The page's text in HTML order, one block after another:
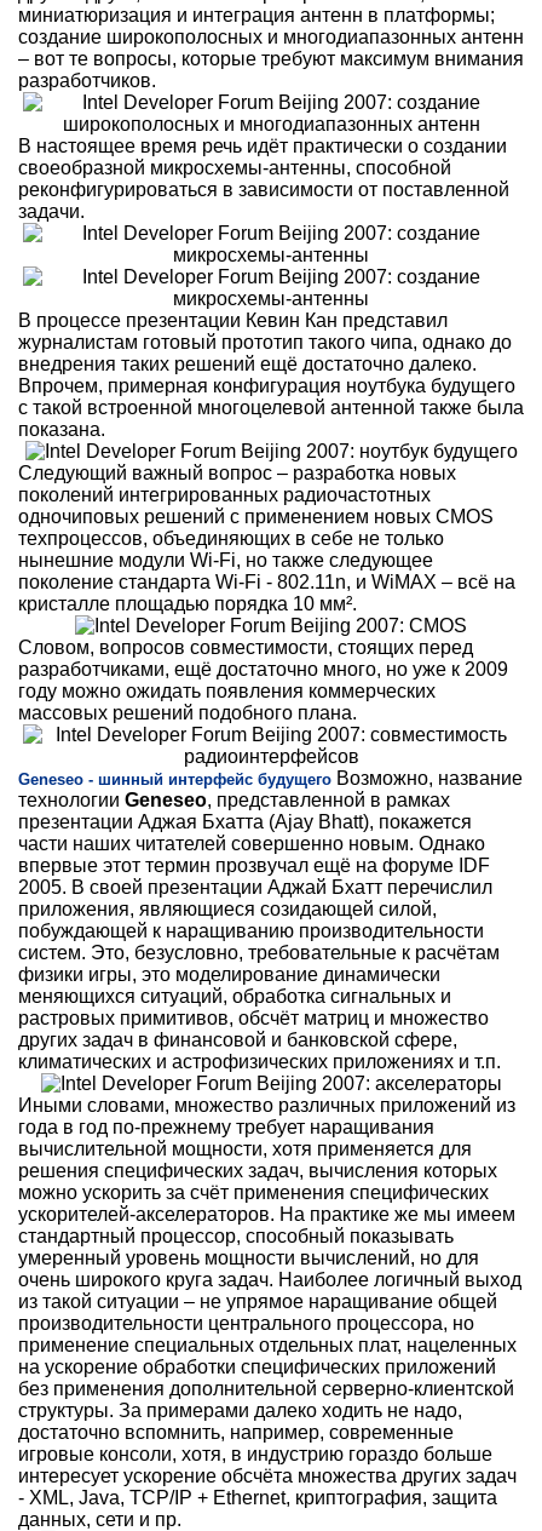
миниатюризация и интеграция антенн в платформы;
создание широкополосных и многодиапазонных антенн
– вот те вопросы, которые требуют максимум внимания
разработчиков.
В настоящее время речь идёт практически о создании
своеобразной микросхемы-антенны, способной
реконфигурироваться в зависимости от поставленной
задачи.
В процессе презентации Кевин Кан представил
журналистам готовый прототип такого чипа, однако до
внедрения таких решений ещё достаточно далеко.
Впрочем, примерная конфигурация ноутбука будущего
с такой встроенной многоцелевой антенной также была
показана.
Следующий важный вопрос – разработка новых
поколений интегрированных радиочастотных
одночиповых решений с применением новых CMOS
техпроцессов, объединяющих в себе не только
нынешние модули Wi-Fi, но также следующее
поколение стандарта Wi-Fi - 802.11n, и WiMAX – всё на
кристалле площадью порядка 10 мм².
Словом, вопросов совместимости, стоящих перед
разработчиками, ещё достаточно много, но уже к 2009
году можно ожидать появления коммерческих
массовых решений подобного плана.
Geneseo - шинный интерфейс будущего Возможно, название
технологии Geneseo, представленной в рамках
презентации Аджая Бхатта (Ajay Bhatt), покажется
части наших читателей совершенно новым. Однако
впервые этот термин прозвучал ещё на форуме IDF
2005. В своей презентации Аджай Бхатт перечислил
приложения, являющиеся созидающей силой,
побуждающей к наращиванию производительности
систем. Это, безусловно, требовательные к расчётам
физики игры, это моделирование динамически
меняющихся ситуаций, обработка сигнальных и
растровых примитивов, обсчёт матриц и множество
других задач в финансовой и банковской сфере,
климатических и астрофизических приложениях и т.п.
Иными словами, множество различных приложений из
года в год по-прежнему требует наращивания
вычислительной мощности, хотя применяется для
решения специфических задач, вычисления которых
можно ускорить за счёт применения специфических
ускорителей-акселераторов. На практике же мы имеем
стандартный процессор, способный показывать
умеренный уровень мощности вычислений, но для
очень широкого круга задач. Наиболее логичный выход
из такой ситуации – не упрямое наращивание общей
производительности центрального процессора, но
применение специальных отдельных плат, нацеленных
на ускорение обработки специфических приложений
без применения дополнительной серверно-клиентской
структуры. За примерами далеко ходить не надо,
достаточно вспомнить, например, современные
игровые консоли, хотя, в индустрию гораздо больше
интересует ускорение обсчёта множества других задач
- XML, Java, TCP/IP + Ethernet, криптография, защита
данных, сети и пр.